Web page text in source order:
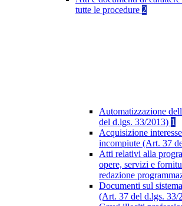
tutte le procedure 2
Automatizzazione
del d.lgs. 33/2013) 1
Acquisizione
incompiute (Art. 37
Atti relativi alla
opere, servizi e
redazione
Documenti sul
(Art. 37 del d.lgs. 33/